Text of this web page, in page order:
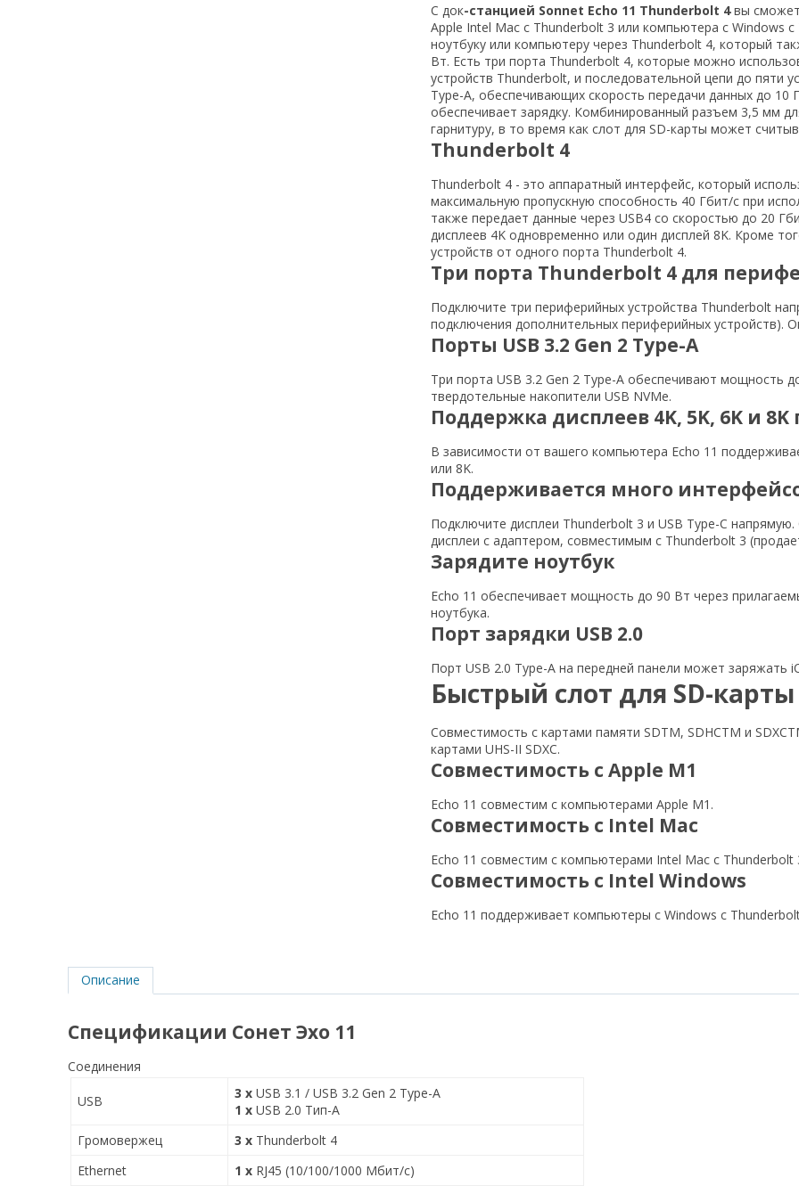
С док-станцией Sonnet Echo 11 Thunderbolt 4вы
Apple Intel Mac с Thunderbolt 3 или компьютера с Windows
ноутбуку или компьютеру через Thunderbolt 4, который
Вт. Есть три порта Thunderbolt 4, которые можно
устройств Thunderbolt, и последовательной цепи до пяти
Type-A, обеспечивающих скорость передачи данных до 10
обеспечивает зарядку. Комбинированный разъем 3,5 мм
гарнитуру, в то время как слот для SD-карты может
Thunderbolt 4
Thunderbolt 4 - это аппаратный интерфейс, который
максимальную пропускную способность 40 Гбит/с при
также передает данные через USB4 со скоростью до 20
дисплеев 4K одновременно или один дисплей 8K. Кроме
устройств от одного порта Thunderbolt 4.
Три порта Thunderbolt 4 для
Подключите три периферийных устройства Thunderbolt
подключения дополнительных периферийных устройств).
Порты USB 3.2 Gen 2 Type-A
Три порта USB 3.2 Gen 2 Type-A обеспечивают
твердотельные накопители USB NVMe.
Поддержка дисплеев 4K, 5K, 6K и 8K
В зависимости от вашего компьютера Echo 11
или 8K.
Поддерживается много
Подключите дисплеи Thunderbolt 3 и USB Type-C
дисплеи с адаптером, совместимым с Thunderbolt 3
Зарядите ноутбук
Echo 11 обеспечивает мощность до 90 Вт через
ноутбука.
Порт зарядки USB 2.0
Порт USB 2.0 Type-A на передней панели может заряжать
Быстрый слот для SD-карты
Совместимость с картами памяти SDTM, SDHCTM и
картами UHS-II SDXC.
Совместимость с Apple M1
Echo 11 совместим с компьютерами Apple M1.
Совместимость с Intel Mac
Echo 11 совместим с компьютерами Intel Mac с Thunderbolt
Совместимость с Intel Windows
Echo 11 поддерживает компьютеры с Windows с
Описание
Спецификации Сонет Эхо 11
Соединения
USB 3 x USB 3.1 / USB 3.2 Gen 2 Type-A
1 x USB 2.0 Тип-A
Громовержец
3 x Thunderbolt 4
Ethernet
1 x RJ45 (10/100/1000 Мбит/с)